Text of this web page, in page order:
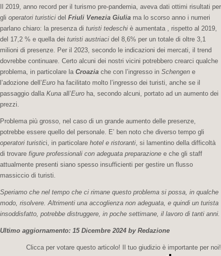
Il 2019, anno record per il turismo pre-pandemia, aveva dati ottimi risultati per
gli operatori turistici del Friuli Venezia Giulia ma lo scorso anno i numeri
parlano chiaro: la presenza di turisti tedeschi è aumentata , rispetto al 2019,
del 17,2 % e quella dei turisti austriaci del 8,6% per un totale di oltre 3,1
milioni di presenze. Per il 2023, secondo le indicazioni dei mercati, il trend
dovrebbe continuare. Certo alcuni dei nostri vicini potrebbero crearci qualche
problema, in particolare la Croazia che con l’ingresso in Schengen e
l’adozione dell’Euro ha facilitato molto l’ingresso dei turisti, anche se il
passaggio dalla Kuna all’Euro ha, secondo alcuni, portato ad un aumento dei
prezzi.
Problema più grosso, nel caso di un grande aumento delle presenze,
potrebbe essere quello del personale. E’ ben noto che diverso tempo gli
operatori turistici, in particolare hotel e ristoranti , si lamentino della difficoltà
di trovare figure professionali con adeguata preparazione e che gli staff
attualmente presenti siano spesso insufficienti per gestire un flusso
massiccio di turisti.
Speriamo che nel tempo che ci rimane questo problema si possa, in qualche
modo, risolvere. Altrimenti una accoglienza non adeguata, e quindi un turista
insoddisfatto, potrebbe distruggere, in poche settimane, il lavoro di tanti anni.
Ultimo aggiornamento: 15 Dicembre 2024 by Redazione
Clicca per votare questo articolo! Il tuo giudizio è importante per noi!